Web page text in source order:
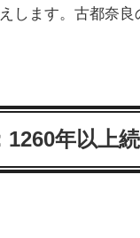
します。古都奈
年以上